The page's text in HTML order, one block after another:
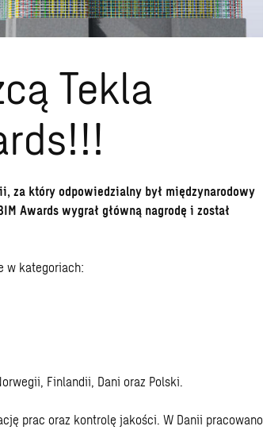
Tekla
za który odpowiedzialny był międzynarodowy
Awards wygrał główną nagrodę i został
w kategoriach:
Finlandii, Dani oraz Polski.
prac oraz kontrolę jakości. W Danii pracowano